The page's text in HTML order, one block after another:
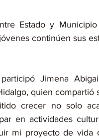
Estado y
continúen sus
Jimena
quien
crecer no solo
en actividades
mi proyecto de vida